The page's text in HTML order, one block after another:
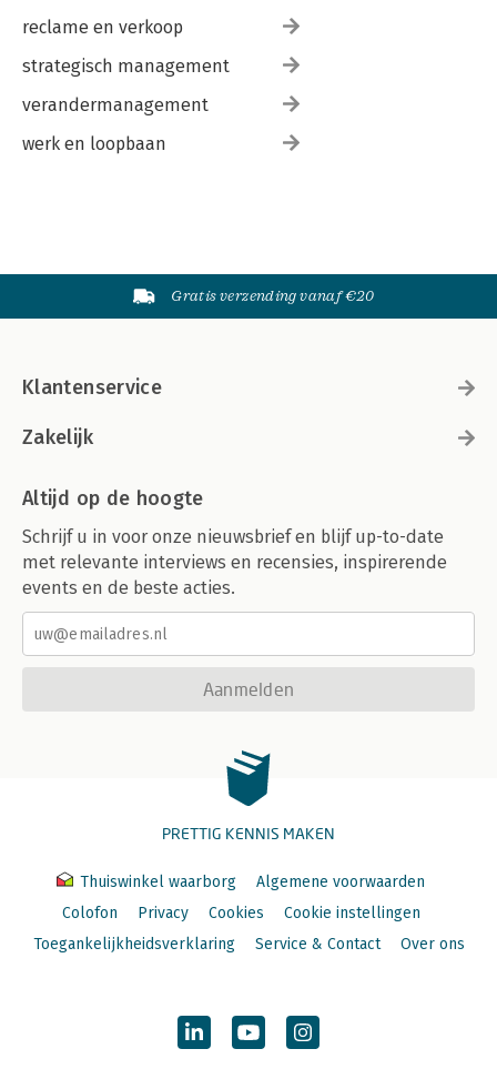
reclame en verkoop
strategisch management
verandermanagement
werk en loopbaan
Gratis verzending vanaf €20
Klantenservice
Zakelijk
Altijd op de hoogte
Schrijf u in voor onze nieuwsbrief en blijf up-to-date
met relevante interviews en recensies, inspirerende
events en de beste acties.
Aanmelden
PRETTIG KENNIS MAKEN
Thuiswinkel waarborg
Algemene voorwaarden
Colofon
Privacy Cookies
Cookie instellingen
Toegankelijkheidsverklaring
Service & Contact Over ons